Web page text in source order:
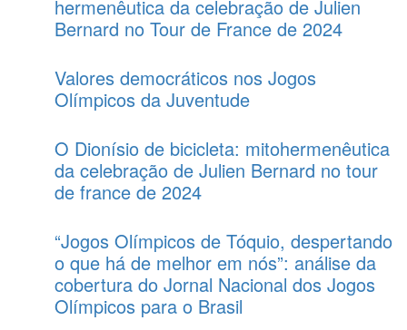
hermenêutica da celebração de Julien
Bernard no Tour de France de 2024
Valores democráticos nos Jogos
Olímpicos da Juventude
O Dionísio de bicicleta: mitohermenêutica
da celebração de Julien Bernard no tour
de france de 2024
“Jogos Olímpicos de Tóquio, despertando
o que há de melhor em nós”: análise da
cobertura do Jornal Nacional dos Jogos
Olímpicos para o Brasil